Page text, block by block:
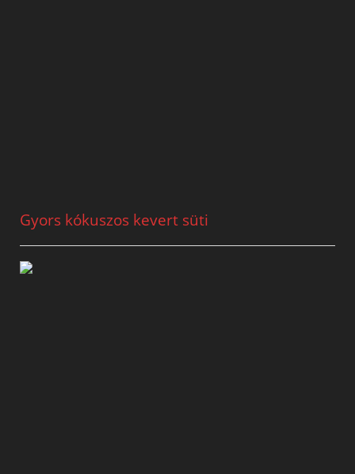
Gyors kókuszos kevert süti